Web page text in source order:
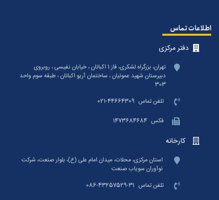
اطلاعات تماس
دفتر مرکزی
تهران، بزرگراه لشکری، فاز 1 اکباتان ، خیابان نفیسی ، روبروی
دبیرستان شهید عموئیان ، ساختمان آریو اکباتان ، طبقه سوم واحد
303
تلفن تماس 021-44664309
فکس 1473684684
کارخانه
استان مرکزی، محلات، میدان امام علی (ع)، بلوار صنعت، شرکت
نوآوران سویاب صنعت
تلفن تماس 086-43257529-31